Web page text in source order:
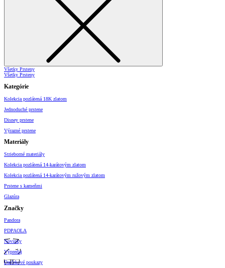
Všetky Prsteny
Všetky Prsteny
Kategórie
Kolekcia pozlátená 18K zlatom
Jednoduché prstene
Disney prstene
Výrazné prstene
Materiály
Strieborné materiály
Kolekcia pozlátená 14-karátovým zlatom
Kolekcia pozlátená 14-karátovým ružovým zlatom
Prstene s kameňmi
Glazúra
Značky
Pandora
PDPAOLA
Novinky
Výpredaj
Darčekové poukazy